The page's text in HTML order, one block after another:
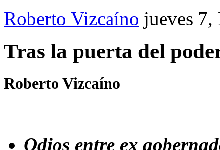
Roberto Vizcaíno jueves 7,
Tras la puerta del
Roberto Vizcaíno
Odios entre ex